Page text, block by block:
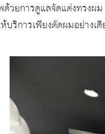
ยการดูแลจัดแต่งทรงผ
ห้บริการเพียงตัดผมอย่า